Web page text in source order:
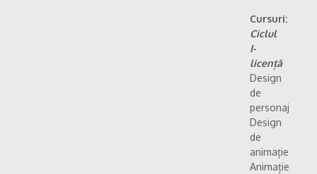
Cursuri:
Ciclul
I-
licență
Design
de
personaj
Design
de
animație
Animație